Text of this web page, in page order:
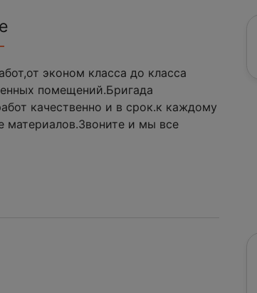
эконом класса до класса
помещений.Бригада
качественно и в срок.к каждому
материалов.Звоните и мы все